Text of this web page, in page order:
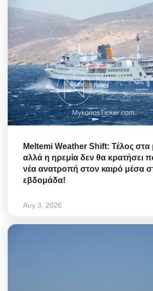
Meltemi Weather Shift: Τέλος στα
αλλά η ηρεμία δεν θα κρατήσει
νέα ανατροπή στον καιρό μέσα
εβδομάδα!
Αυγ 3, 2026